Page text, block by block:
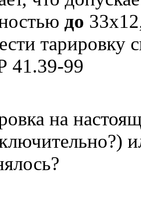
до
тарировку
41.39-99
на